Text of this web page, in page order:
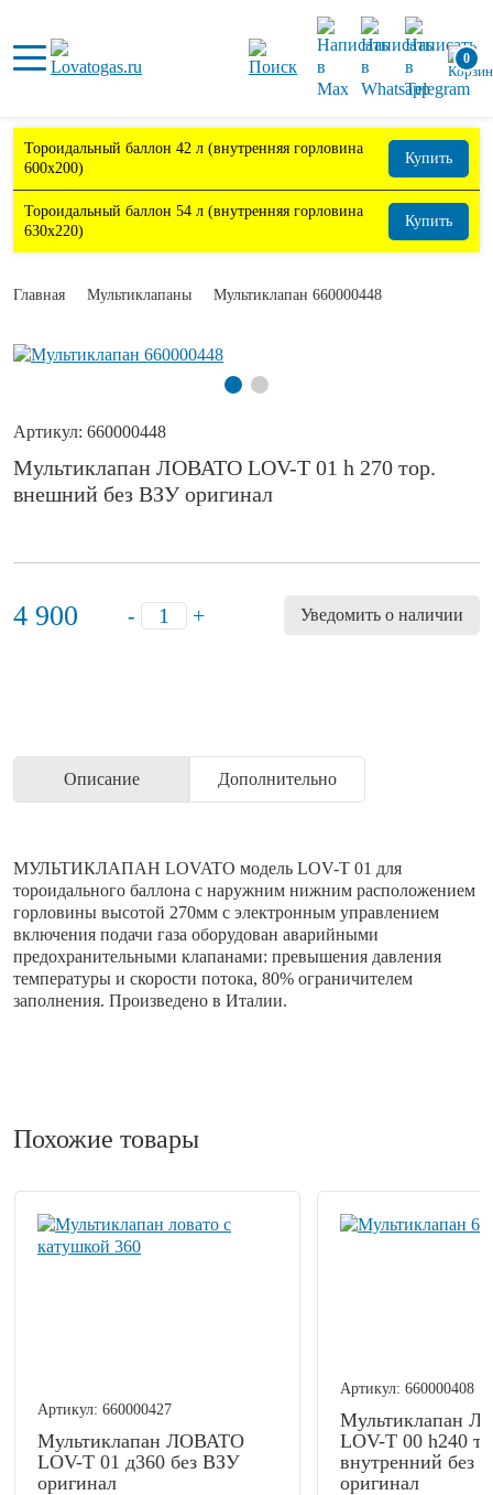
0
Тороидальный баллон 42 л (внутренняя горловина
600х200)
Купить
Тороидальный баллон 54 л (внутренняя горловина
630х220)
Купить
Главная Мультиклапаны Мультиклапан 660000448
Артикул: 660000448
Мультиклапан ЛОВАТО LOV-T 01 h 270 тор.
внешний без ВЗУ оригинал
4 900 - + Уведомить о наличии
Описание Дополнительно
МУЛЬТИКЛАПАН LOVATO модель LOV-T 01 для
тороидального баллона с наружним нижним расположением
горловины высотой 270мм с электронным управлением
включения подачи газа оборудован аварийными
предохранительными клапанами: превышения давления
температуры и скорости потока, 80% ограничителем
заполнения. Произведено в Италии.
Похожие товары
Артикул: 660000427
Мультиклапан ЛОВАТО
LOV-T 01 д360 без ВЗУ
оригинал
Артикул: 660000408
Мультиклапан
LOV-T 00 h240
внутренний без
оригинал